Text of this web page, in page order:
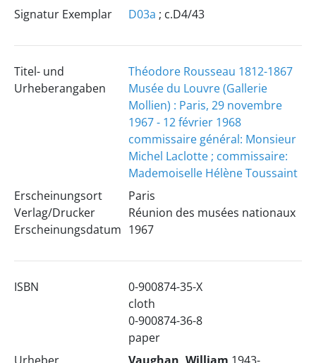
Signatur Exemplar
D03a ; c.D4/43
Titel- und
Urheberangaben
Théodore Rousseau 1812-1867
Musée du Louvre (Gallerie
Mollien) : Paris, 29 novembre
1967 - 12 février 1968
commissaire général: Monsieur
Michel Laclotte ; commissaire:
Mademoiselle Hélène Toussaint
Erscheinungsort
Verlag/Drucker
Erscheinungsdatum
Paris
Réunion des musées nationaux
1967
ISBN
0-900874-35-X
cloth
0-900874-36-8
paper